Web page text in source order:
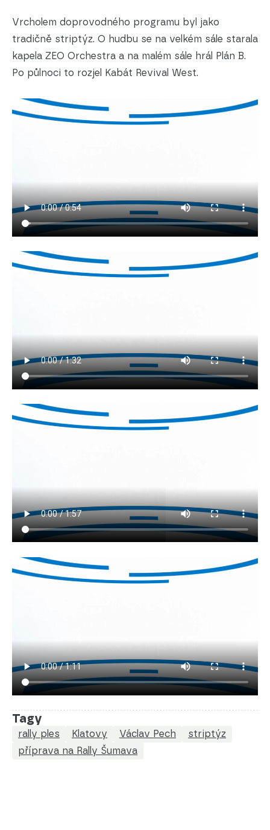
Vrcholem doprovodného programu byl jako
tradičně striptýz. O hudbu se na velkém sále starala
kapela ZEO Orchestra a na malém sále hrál Plán B.
Po půlnoci to rozjel Kabát Revival West.
Tagy
rally ples Klatovy Václav Pech
striptýz
příprava na Rally Šumava